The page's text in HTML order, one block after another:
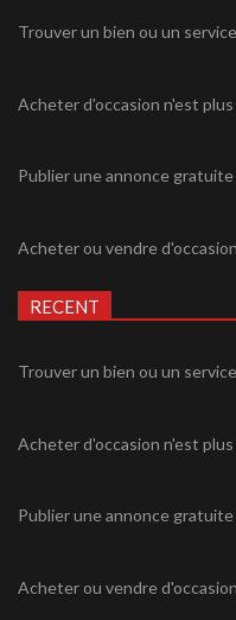
Trouver un bien ou un
Acheter d'occasion n'est
Publier une annonce
Acheter ou vendre
RECENT
Trouver un bien ou un
Acheter d'occasion n'est
Publier une annonce
Acheter ou vendre